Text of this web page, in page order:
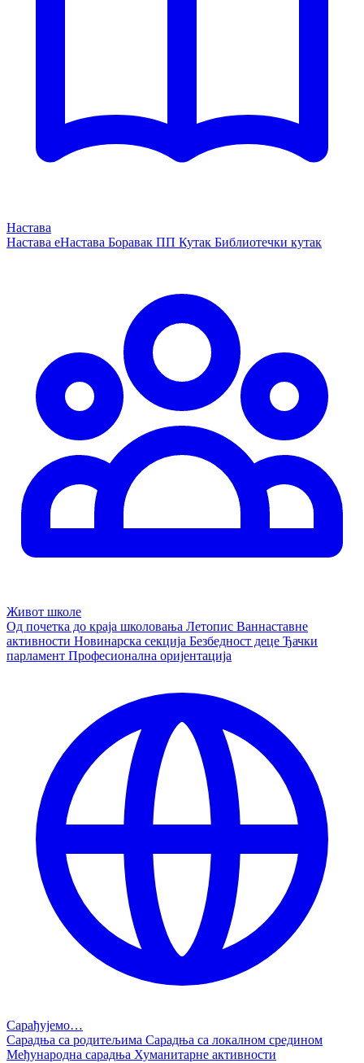
Настава
Настава еНастава Боравак ПП Кутак Библиотечки кутак
Живот школе
Од почетка до краја школовања Летопис Ваннаставне
активности Новинарска секција Безбедност деце Ђачки
парламент Професионална оријентација
Сарађујемо…
Сарадња са родитељима Сарадња са локалном средином
Међународна сарадња Хуманитарне активности